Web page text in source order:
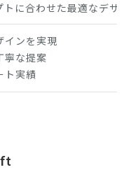
トに合わせた最適なデザ
インを実現
寧な提案
ト実績